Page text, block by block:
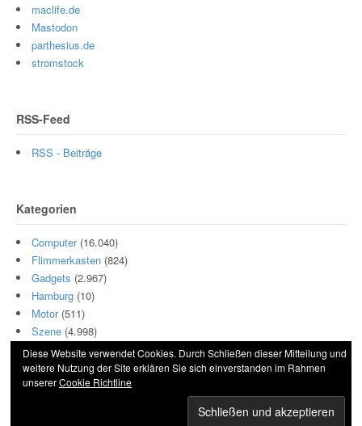
maclife.de
Mastodon
parthesius.de
stromstock
RSS-Feed
RSS - Beiträge
Kategorien
Computer(16.040)
Flimmerkasten (824)
Gadgets (2.967)
Hamburg (10)
Motor(511)
Szene (4.998)
© 2026 Hightech und Blech. All Rights Reserved.
Diese Website verwendet Cookies. Durch Schließen dieser Mitteilung und
weitere Nutzung der Site erklären Sie sich einverstanden im Rahmen
unsererCookie Richtline